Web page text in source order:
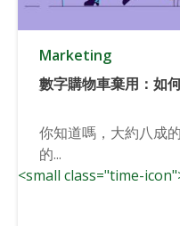
Marketing
數字購物車棄用：如
你知道嗎，大約八成
的...
<small class="time-